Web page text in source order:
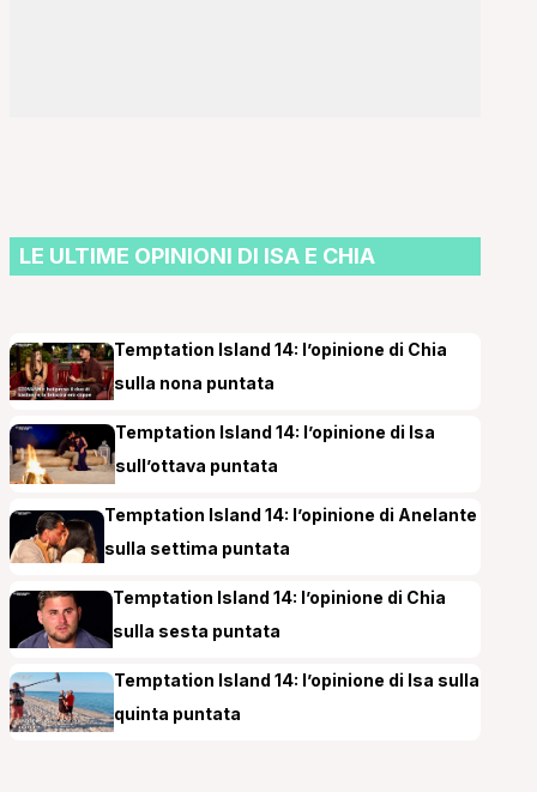
LE ULTIME OPINIONI DI ISA E CHIA
Temptation Island 14: l’opinione di Chia
sulla nona puntata
Temptation Island 14: l’opinione di Isa
sull’ottava puntata
Temptation Island 14: l’opinione di Anelante
sulla settima puntata
Temptation Island 14: l’opinione di Chia
sulla sesta puntata
Temptation Island 14: l’opinione di Isa sulla
quinta puntata